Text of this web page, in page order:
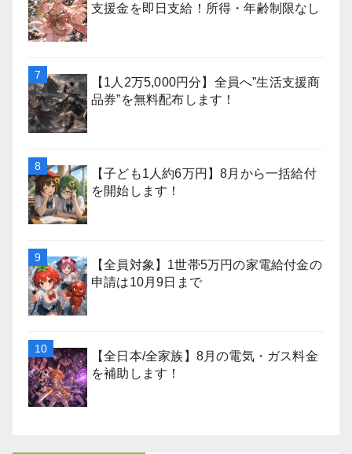
支援金を即日支給！所得・年齢制限なし
【1人2万5,000円分】全員へ”生活支援商
品券”を無料配布します！
【子ども1人約6万円】8月から一括給付
を開始します！
【全員対象】1世帯5万円の家電給付金の
申請は10月9日まで
【全日本/全家族】8月の電気・ガス料金
を補助します！